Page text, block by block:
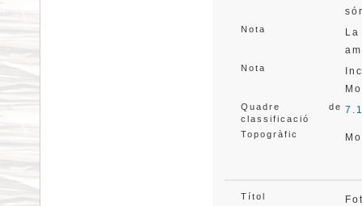
Nota
Nota
Quadre de
classificació
Topogràfic
Títol